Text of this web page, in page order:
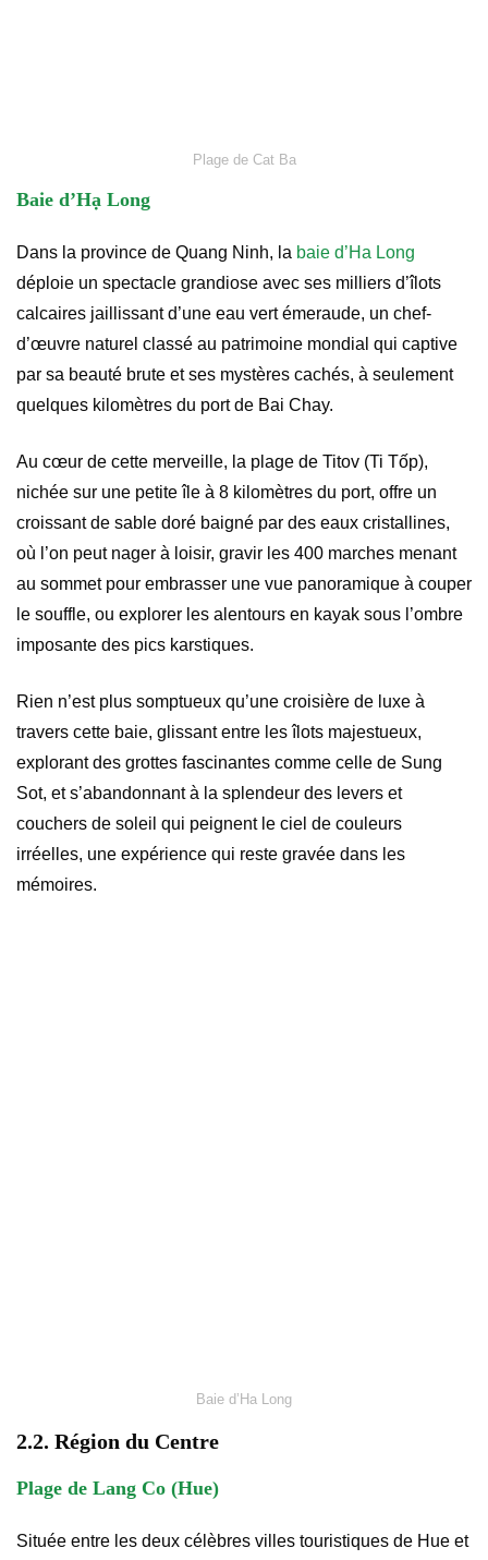
Plage de Cat Ba
Baie d’Hạ Long
Dans la province de Quang Ninh, la baie d’Ha Long
déploie un spectacle grandiose avec ses milliers d’îlots
calcaires jaillissant d’une eau vert émeraude, un chef-
d’œuvre naturel classé au patrimoine mondial qui captive
par sa beauté brute et ses mystères cachés, à seulement
quelques kilomètres du port de Bai Chay.
Au cœur de cette merveille, la plage de Titov (Ti Tốp),
nichée sur une petite île à 8 kilomètres du port, offre un
croissant de sable doré baigné par des eaux cristallines,
où l’on peut nager à loisir, gravir les 400 marches menant
au sommet pour embrasser une vue panoramique à couper
le souffle, ou explorer les alentours en kayak sous l’ombre
imposante des pics karstiques.
Rien n’est plus somptueux qu’une croisière de luxe à
travers cette baie, glissant entre les îlots majestueux,
explorant des grottes fascinantes comme celle de Sung
Sot, et s’abandonnant à la splendeur des levers et
couchers de soleil qui peignent le ciel de couleurs
irréelles, une expérience qui reste gravée dans les
mémoires.
Baie d’Ha Long
2.2. Région du Centre
Plage de Lang Co (Hue)
Située entre les deux célèbres villes touristiques de Hue et